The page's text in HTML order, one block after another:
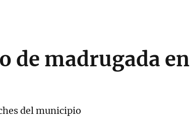
de madrugada en
del municipio